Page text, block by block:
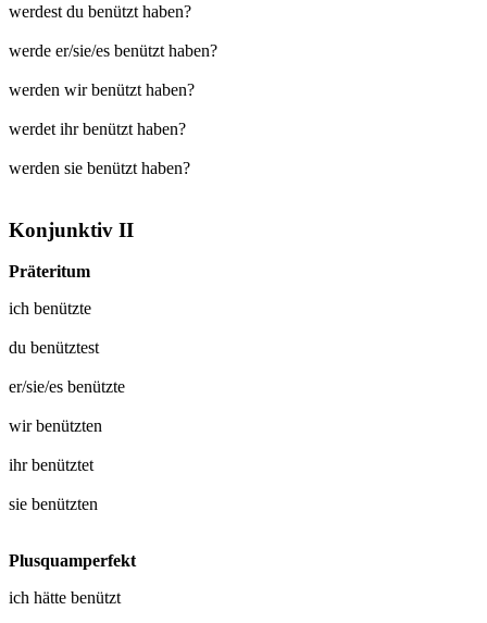
werdest du benützt haben?
werde er/sie/es benützt haben?
werden wir benützt haben?
werdet ihr benützt haben?
werden sie benützt haben?
Konjunktiv II
Präteritum
ich benützte
du benütztest
er/sie/es benützte
wirbenützten
ihrbenütztet
sie benützten
Plusquamperfekt
ich hätte benützt